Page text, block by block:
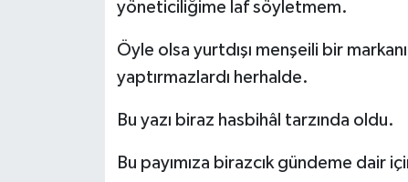
yöneticiliğime laf söyletmem.
Öyle olsa yurtdışı menşeili bir
yaptırmazlardı herhalde.
Bu yazı biraz hasbihâl tarzında oldu.
Bu payımıza birazcık gündeme dair